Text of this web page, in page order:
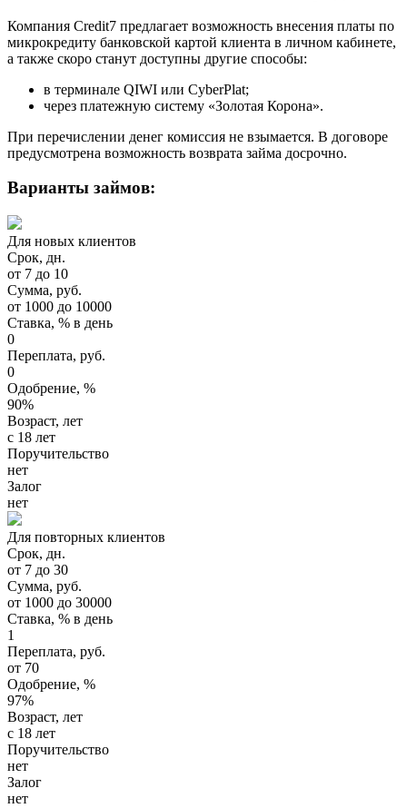
Компания Credit7 предлагает возможность внесения платы по
микрокредиту банковской картой клиента в личном кабинете,
а также скоро станут доступны другие способы:
в терминале QIWI или CyberPlat;
через платежную систему «Золотая Корона».
При перечислении денег комиссия не взымается. В договоре
предусмотрена возможность возврата займа досрочно.
Варианты займов:
Для новых клиентов
Срок, дн.
от 7 до 10
Сумма, руб.
от 1000 до 10000
Ставка, % в день
0
Переплата, руб.
0
Одобрение, %
90%
Возраст, лет
с 18 лет
Поручительство
нет
Залог
нет
Для повторных клиентов
Срок, дн.
от 7 до 30
Сумма, руб.
от 1000 до 30000
Ставка, % в день
1
Переплата, руб.
от 70
Одобрение, %
97%
Возраст, лет
с 18 лет
Поручительство
нет
Залог
нет